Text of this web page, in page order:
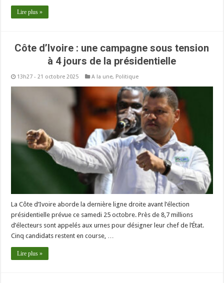
Lire plus »
Côte d’Ivoire : une campagne sous tension
à 4 jours de la présidentielle
13h27 - 21 octobre 2025 A la une, Politique
La Côte d’Ivoire aborde la dernière ligne droite avant l’élection
présidentielle prévue ce samedi 25 octobre. Près de 8,7 millions
d’électeurs sont appelés aux urnes pour désigner leur chef de l’État.
Cinq candidats restent en course, …
Lire plus »